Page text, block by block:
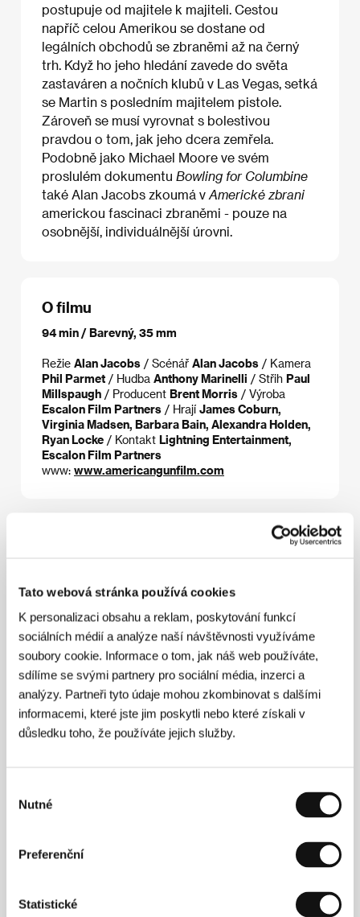
Tato webová stránka používá cookies
K personalizaci obsahu a reklam, poskytování funkcí
sociálních médií a analýze naší návštěvnosti využíváme
soubory cookie. Informace o tom, jak náš web používáte,
sdílíme se svými partnery pro sociální média, inzerci a
analýzy. Partneři tyto údaje mohou zkombinovat s dalšími
informacemi, které jste jim poskytli nebo které získali v
důsledku toho, že používáte jejich služby.
souhlasu
Nutné
Preferenční
Statistické
postupuje od majitele k majiteli. Cestou
napříč celou Amerikou se dostane od
legálních obchodů se zbraněmi až na černý
trh. Když ho jeho hledání zavede do světa
zastaváren a nočních klubů v Las Vegas, setká
se Martin s posledním majitelem pistole.
Zároveň se musí vyrovnat s bolestivou
pravdou o tom, jak jeho dcera zemřela.
Podobně jako Michael Moore ve svém
proslulém dokumentu Bowling for Columbine
také Alan Jacobs zkoumá v Americké zbrani
americkou fascinaci zbraněmi - pouze na
osobnější, individuálnější úrovni.
O filmu
94 min / Barevný, 35 mm
Režie Alan Jacobs / Scénář Alan Jacobs / Kamera
Phil Parmet / Hudba Anthony Marinelli / Střih Paul
Millspaugh / Producent Brent Morris / Výroba
Escalon Film Partners / Hrají James Coburn,
Virginia Madsen, Barbara Bain, Alexandra Holden,
Ryan Locke / Kontakt Lightning Entertainment,
Escalon Film Partners
www: www.americangunfilm.com
Alan Jacobs(New York) studoval na Stanford
University, pak se stal dvorním filmařem firmy Apple
301 Arizona Avenue, 4th Floor, CA 90401, Santa